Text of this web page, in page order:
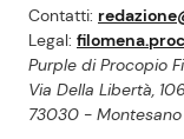
Contatti:
Legal:
Purple di Procopio
Via Della Libertà,
73030 - Montesano